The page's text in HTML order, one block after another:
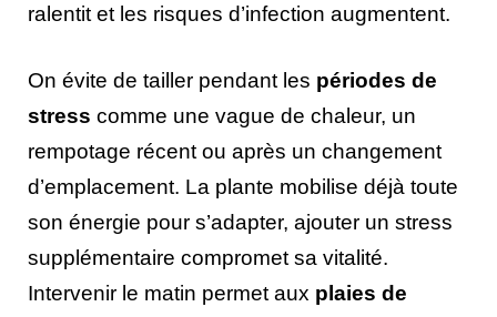
ralentit et les risques d’infection augmentent.
On évite de tailler pendant les périodes de
stress comme une vague de chaleur, un
rempotage récent ou après un changement
d’emplacement. La plante mobilise déjà toute
son énergie pour s’adapter, ajouter un stress
supplémentaire compromet sa vitalité.
Intervenir le matin permet aux plaies de